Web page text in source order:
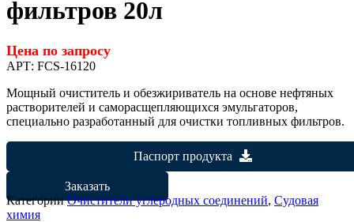
фильтров 20л
Цена по запросу
АРТ: FCS-16120
Мощный очиститель и обезжириватель на основе нефтяных
растворителей и саморасщепляющихся эмульгаторов,
специально разработанный для очистки топливных фильтров.
Паспорт продукта
Заказать
КатегорииОчистители углеродных соединений, Судовая
химия